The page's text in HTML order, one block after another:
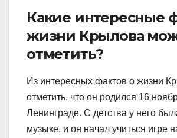
Какие интересные
жизни Крылова
отметить?
Из интересных фактов о жизни
отметить, что он родился 16
Ленинграде. С детства у него
музыке, и он начал учиться игре